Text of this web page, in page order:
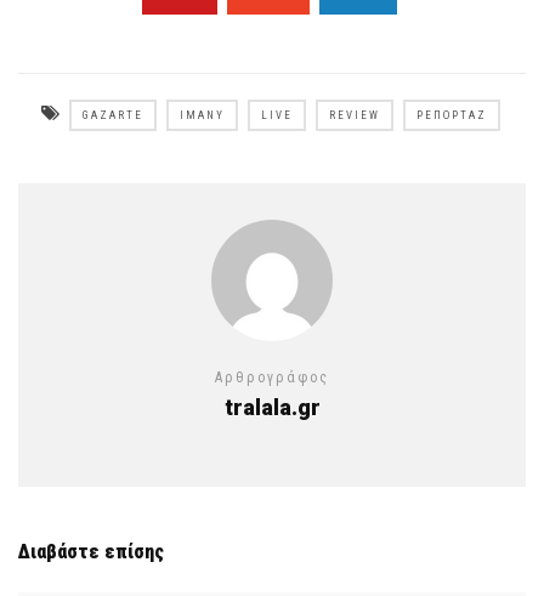
GAZARTE IMANY LIVE REVIEW ΡΕΠΟΡΤΆΖ
Αρθρογράφος
tralala.gr
Διαβάστε επίσης